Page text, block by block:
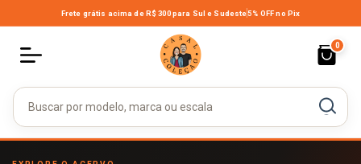
Frete grátis acima de R$ 300para Sul e Sudeste5% OFF no Pix
0